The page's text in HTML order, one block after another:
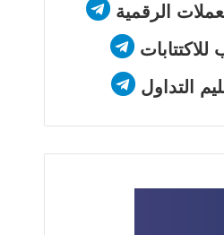
الرقمية
للاكتتابات
التداول